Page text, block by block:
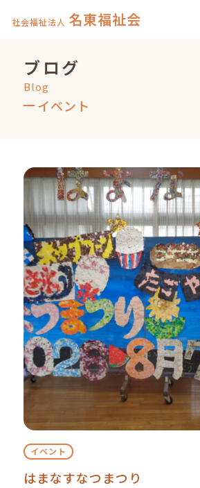
社会福祉法人 名東福祉会
ブログ
Blog
イベント
イベント
はまなすなつまつり